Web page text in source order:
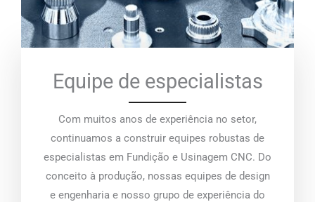
Equipe de especialistas
Com muitos anos de experiência no setor,
continuamos a construir equipes robustas de
especialistas em Fundição e Usinagem CNC. Do
conceito à produção, nossas equipes de design
e engenharia e nosso grupo de experiência do